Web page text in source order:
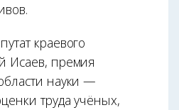
краевого
Исаев, премия
науки —
труда учёных,